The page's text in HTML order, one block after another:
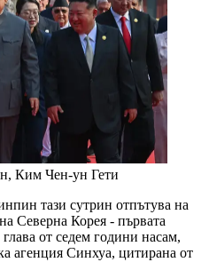
Ким Чен-ун Гети
тази сутрин отпътува на
Северна Корея - първата
от седем години насам,
агенция Синхуа, цитирана от